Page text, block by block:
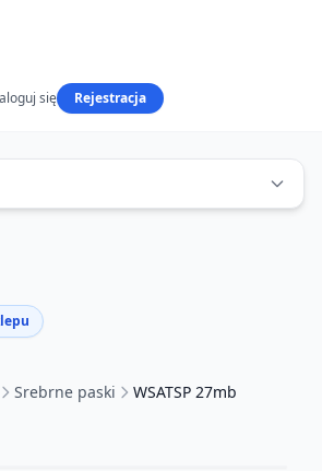
się Rejestracja
Srebrne paski WSATSP 27mb